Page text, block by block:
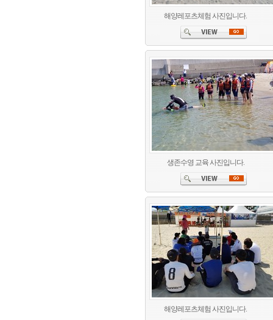
해양레포츠체험 사진입니다.
생존수영 교육 사진입니다.
해양레포츠체험 사진입니다.